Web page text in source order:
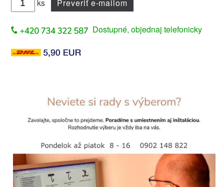
ks Preveriť e-mailom
Dostupné, objednaj telefonicky